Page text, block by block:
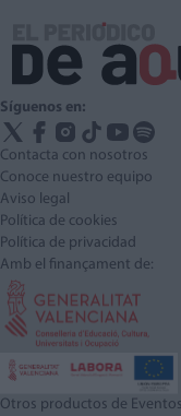
Síguenos en:
Contacta con nosotros
Conoce nuestro equipo
Aviso legal
Política de cookies
Política de privacidad
Amb el finançament de:
Otros productos de